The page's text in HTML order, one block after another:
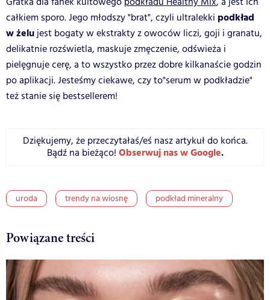
całkiem sporo. Jego młodszy "brat", czyli ultralekki podkład
w żelujest bogaty w ekstrakty z owoców liczi, goji i granatu,
delikatnie rozświetla, maskuje zmęczenie, odświeża i
pielęgnuje cerę, a to wszystko przez dobre kilkanaście godzin
po aplikacji. Jesteśmy ciekawe, czy to"serum w podkładzie"
też stanie się bestsellerem!
Dziękujemy, że przeczytałaś/eś nasz artykuł do końca.
Bądź na bieżąco! Obserwuj nas w Google.
uroda trendy na wiosnę podkład mineralny
Powiązane treści